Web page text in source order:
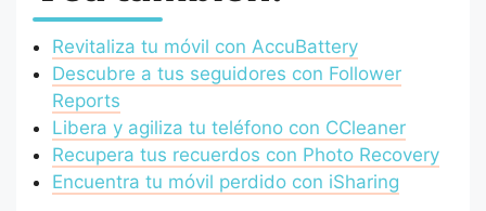
Revitaliza tu móvil con AccuBattery
Descubre a tus seguidores con Follower
Reports
Libera y agiliza tu teléfono con CCleaner
Recupera tus recuerdos con Photo Recovery
Encuentra tu móvil perdido con iSharing